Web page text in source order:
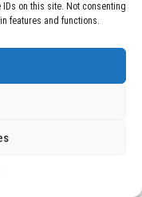
on this site. Not consenting
features and functions.